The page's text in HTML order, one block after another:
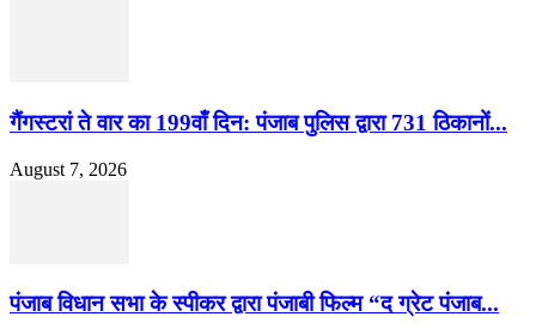
गैंगस्टरां ते वार का 199वाँ दिन: पंजाब पुलिस द्वारा 731 ठिकानों...
August 7, 2026
पंजाब विधान सभा के स्पीकर द्वारा पंजाबी फिल्म “द ग्रेट पंजाब...